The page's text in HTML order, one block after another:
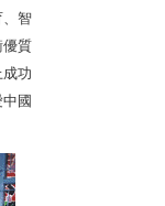
、智
優質
功
國